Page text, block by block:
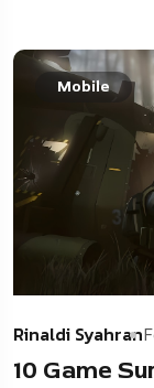
Mobile
Rinaldi Syahran
10 Game